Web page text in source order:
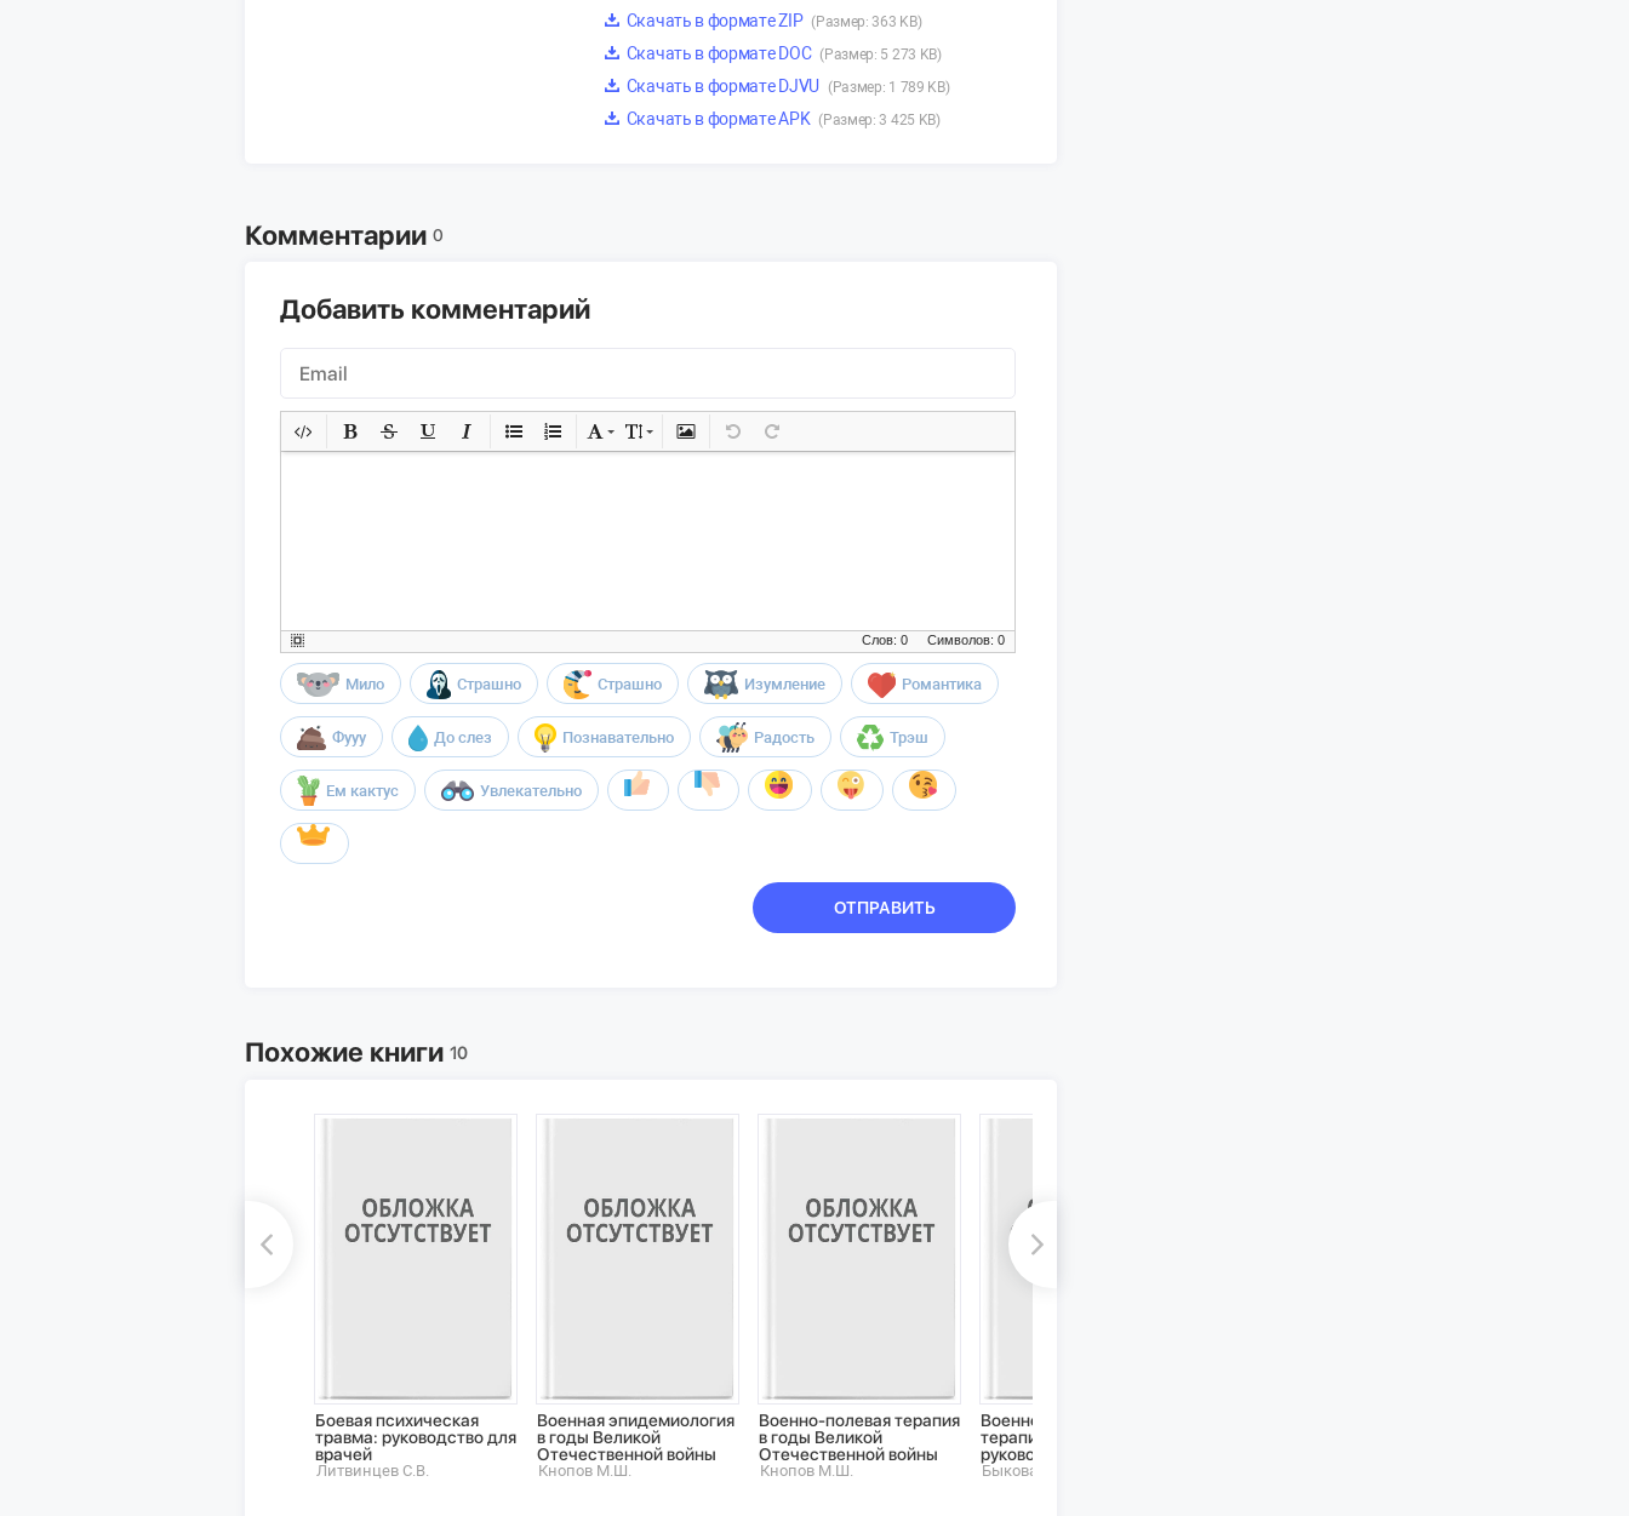
Скачать в формате ZIP (Размер: 363 KB)
Скачать в формате DOC (Размер: 5 273 KB)
Скачать в формате DJVU (Размер: 1 789 KB)
Скачать в формате APK (Размер: 3 425 KB)
Комментарии 0
Добавить комментарий
Символов: 0
Слов: 0
Мило Страшно Страшно Изумление Романтика
Фууу До слез Познавательно Радость Трэш
Ем кактус Увлекательно
ОТПРАВИТЬ
Похожие книги 10
Боевая психическая
травма: руководство для
врачей
Литвинцев С.В.
Военная эпидемиология
в годы Великой
Отечественной войны
Кнопов М.Ш.
Военно-полевая терапия
в годы Великой
Отечественной войны
Кнопов М.Ш.
Военно-полевая
терапия: Национальное
руководство
Быкова И.Ю.